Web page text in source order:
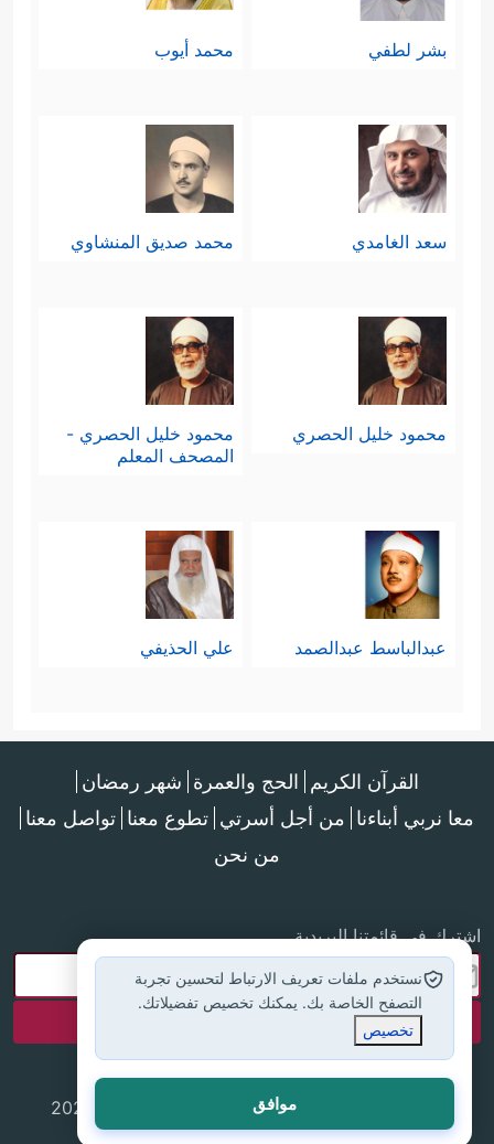
بشر لطفي محمد أيوب
سعد الغامدي محمد صديق المنشاوي
محمود خليل الحصري
محمود خليل الحصري -
المصحف المعلم
عبدالباسط عبدالصمد علي الحذيفي
القرآن الكريم الحج والعمرة شهر رمضان
معا نربي أبناءنا من أجل أسرتي تطوع معنا تواصل معنا
من نحن
اشترك في قائمتنا البريدية
جميع الحقوق محفوظة لموقع إسلام أون لاين © 2025
نستخدم ملفات تعريف الارتباط لتحسين تجربة
التصفح الخاصة بك. يمكنك تخصيص تفضيلاتك.
تخصيص
موافق